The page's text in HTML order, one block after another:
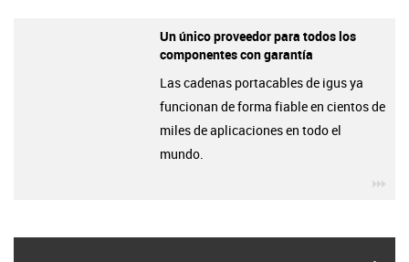
Un único proveedor para todos los
componentes con garantía
Las cadenas portacables de igus ya
funcionan de forma fiable en cientos de
miles de aplicaciones en todo el
mundo.